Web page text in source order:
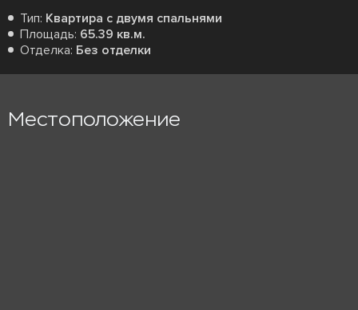
Тип: Квартира с двумя спальнями
Площадь: 65.39 кв.м.
Отделка: Без отделки
Местоположение